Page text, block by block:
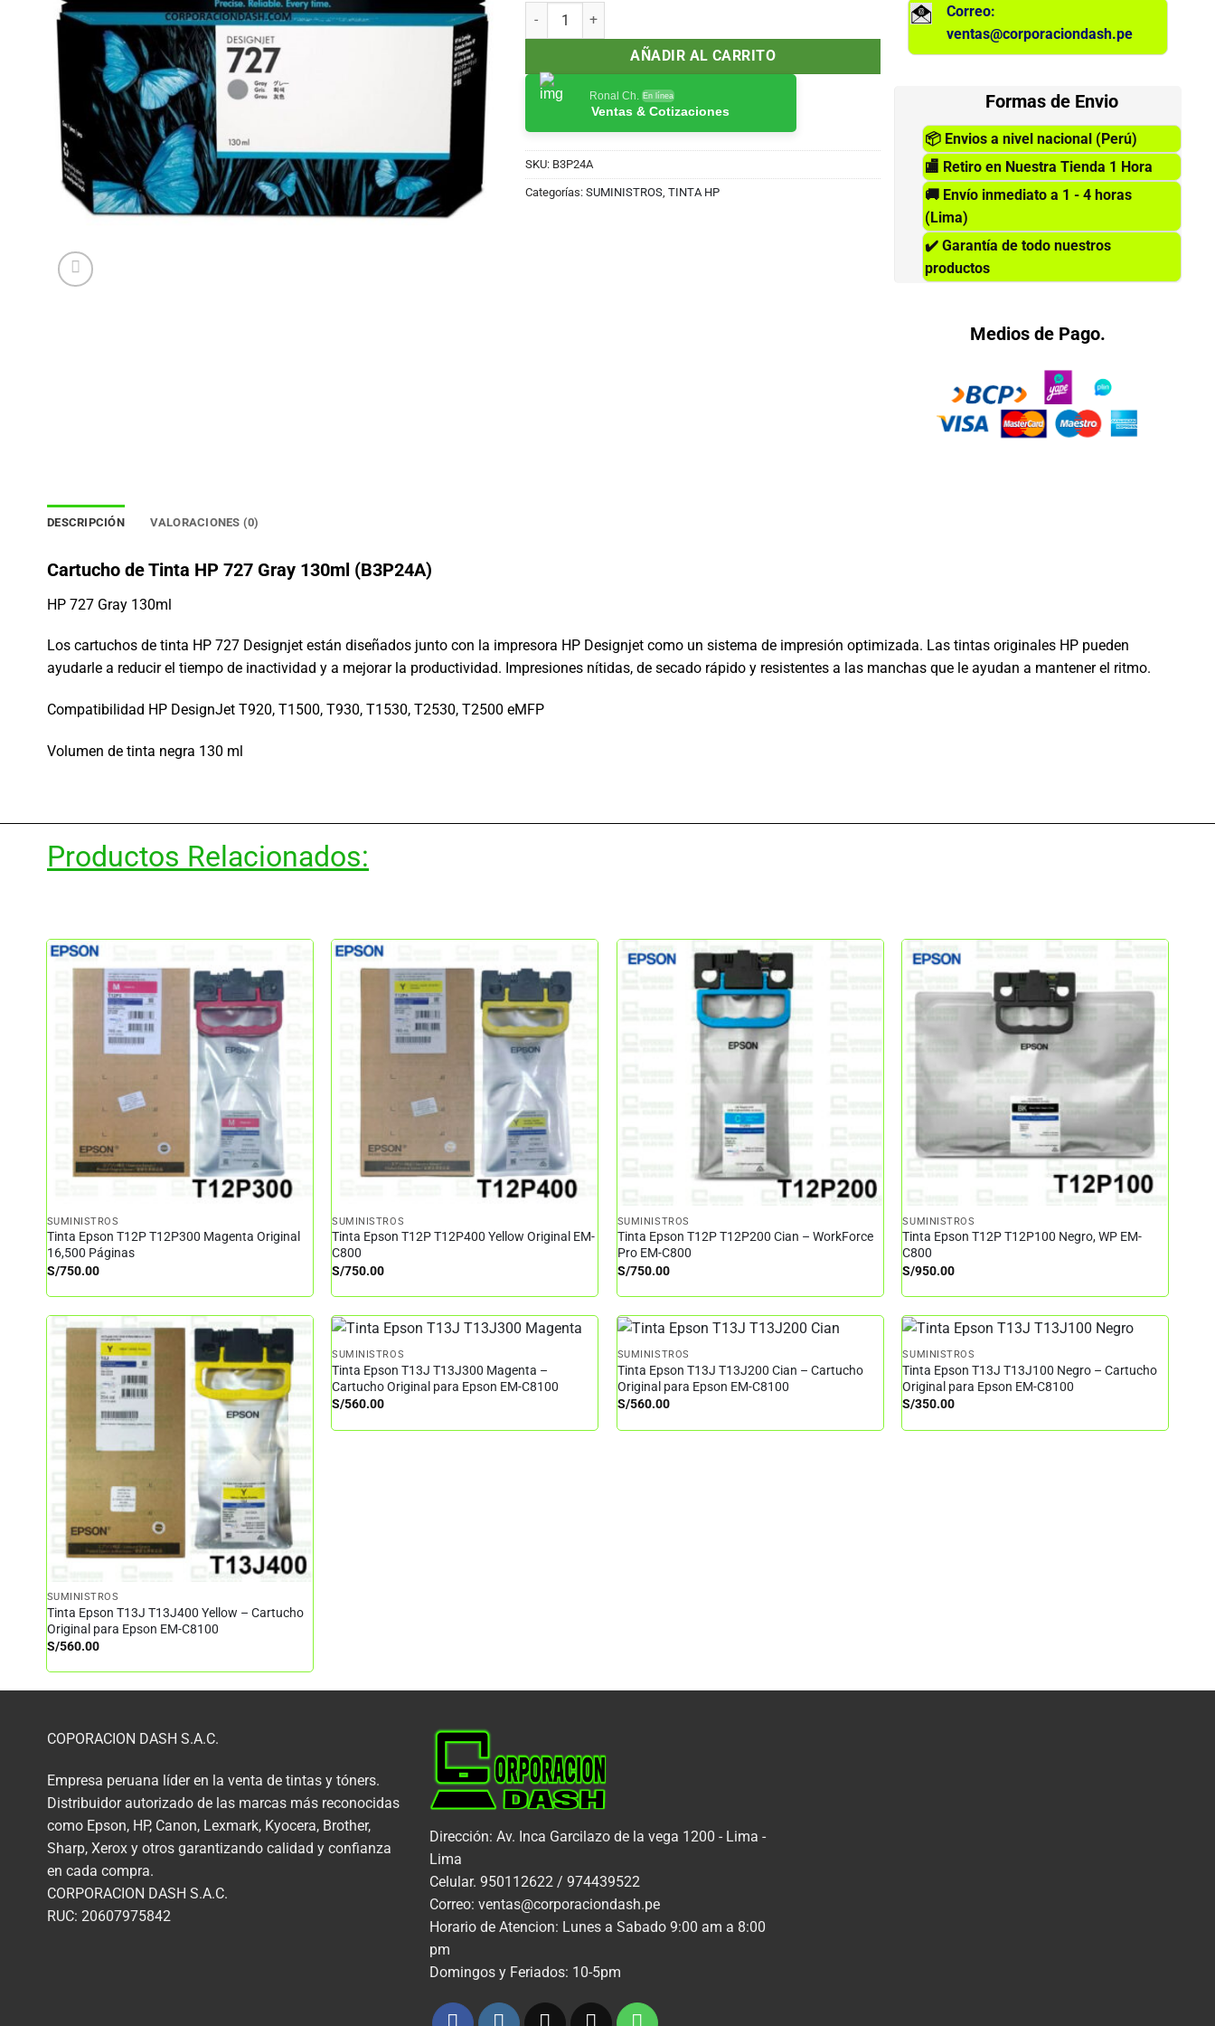
Cartucho de Tinta HP 727 Gray 130ml (B3P24A) cantidad
AÑADIR AL CARRITO
Ronal Ch. En línea
Ventas & Cotizaciones
SKU: B3P24A
Categorías:SUMINISTROS,TINTA HP
Correo:
ventas@corporaciondash.pe
Formas de Envio
📦 Envios a nivel nacional (Perú)
🏬 Retiro en Nuestra Tienda 1 Hora
🚚 Envío inmediato a 1 - 4 horas
(Lima)
✔️ Garantía de todo nuestros
productos
Medios de Pago.
DESCRIPCIÓN VALORACIONES (0)
Cartucho de Tinta HP 727 Gray 130ml (B3P24A)
HP 727 Gray 130ml
Los cartuchos de tinta HP 727 Designjet están diseñados junto con la impresora HP Designjet como un sistema de impresión optimizada. Las tintas originales HP pueden
ayudarle a reducir el tiempo de inactividad y a mejorar la productividad. Impresiones nítidas, de secado rápido y resistentes a las manchas que le ayudan a mantener el ritmo.
Compatibilidad HP DesignJet T920, T1500, T930, T1530, T2530, T2500 eMFP
Volumen de tinta negra 130 ml
Productos Relacionados:
SUMINISTROS
Tinta Epson T12P T12P300 Magenta Original
16,500 Páginas
S/750.00
SUMINISTROS
Tinta Epson T12P T12P400 Yellow Original EM-
C800
S/750.00
SUMINISTROS
Tinta Epson T12P T12P200 Cian – WorkForce
Pro EM-C800
S/750.00
SUMINISTROS
Tinta Epson T12P T12P100 Negro, WP EM-
C800
S/950.00
SUMINISTROS
Tinta Epson T13J T13J400 Yellow – Cartucho
Original para Epson EM-C8100
S/560.00
SUMINISTROS
Tinta Epson T13J T13J300 Magenta –
Cartucho Original para Epson EM-C8100
S/560.00
SUMINISTROS
Tinta Epson T13J T13J200 Cian – Cartucho
Original para Epson EM-C8100
S/560.00
SUMINISTROS
Tinta Epson T13J T13J100 Negro – Cartucho
Original para Epson EM-C8100
S/350.00
COPORACION DASH S.A.C.
Empresa peruana líder en la venta de tintas y tóners.
Distribuidor autorizado de las marcas más reconocidas
como Epson, HP, Canon, Lexmark, Kyocera, Brother,
Sharp, Xerox y otros garantizando calidad y confianza
en cada compra.
CORPORACION DASH S.A.C.
RUC: 20607975842
Dirección: Av. Inca Garcilazo de la vega 1200 - Lima -
Lima
Celular. 950112622 / 974439522
Correo: ventas@corporaciondash.pe
Horario de Atencion: Lunes a Sabado 9:00 am a 8:00
pm
Domingos y Feriados: 10-5pm